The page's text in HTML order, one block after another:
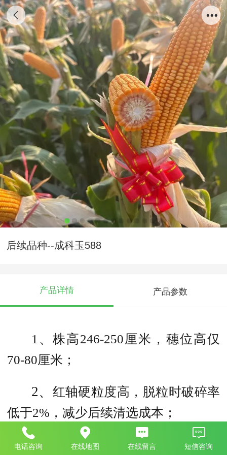
后续品种--成科玉588
产品详情 产品参数
1、株高246-250厘米，穗位高仅
70-80厘米；
2、 红轴硬粒度高，脱粒时破碎率
低于2%，减少后续清选成本；
2、耐密王者：5000-6000株/亩
电话咨询 在线地图 在线留言 短信咨询